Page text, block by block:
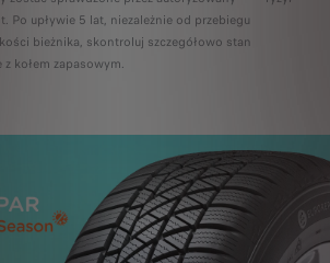
Po upływie 5 lat, niezależnie od przebiegu
bieżnika, skontroluj szczegółowo stan
z kołem zapasowym.